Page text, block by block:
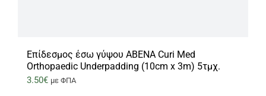
Επίδεσμος έσω γύψου ABENA Curi Med
Orthopaedic Underpadding (10cm x 3m) 5τμχ.
3.50€ με ΦΠΑ